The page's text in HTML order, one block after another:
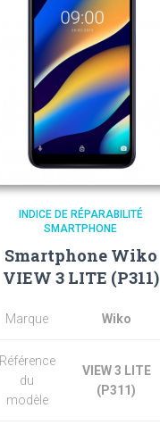
INDICE DE RÉPARABILITÉ
SMARTPHONE
Smartphone Wiko
VIEW 3 LITE (P311)
Marque Wiko
Référence
du
modèle
VIEW 3 LITE
(P311)